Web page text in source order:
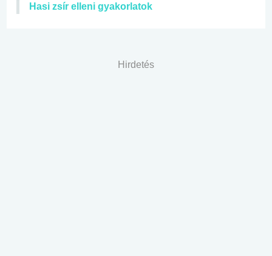
Hasi zsír elleni gyakorlatok
Hirdetés